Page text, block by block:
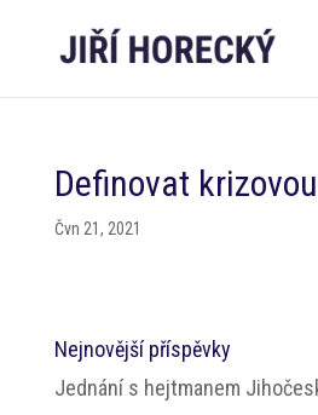
Definovat
Čvn 21, 2021
Nejnovější příspěvky
Jednání s hejtmanem